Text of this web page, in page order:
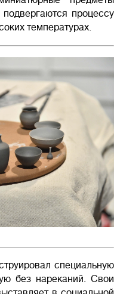
процессу
температурах.
специальную
без нареканий. Свои